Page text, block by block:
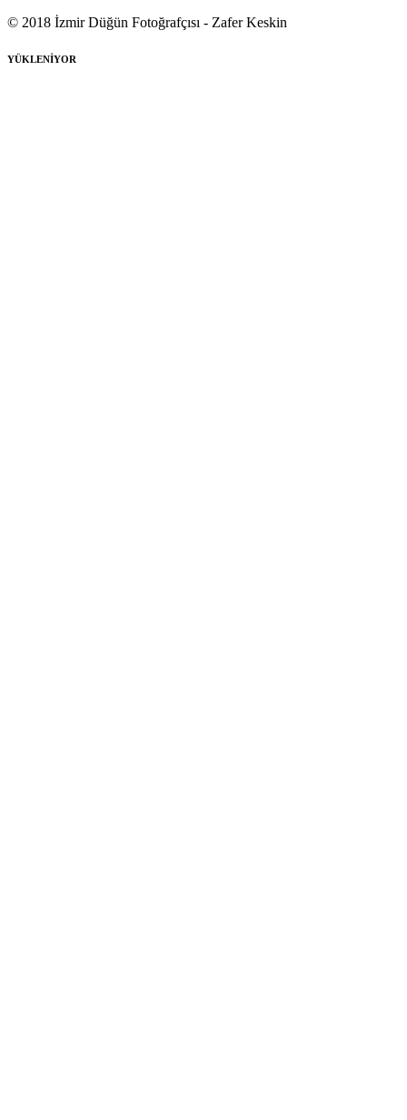
© 2018 İzmir Düğün Fotoğrafçısı - Zafer Keskin
YÜKLENİYOR